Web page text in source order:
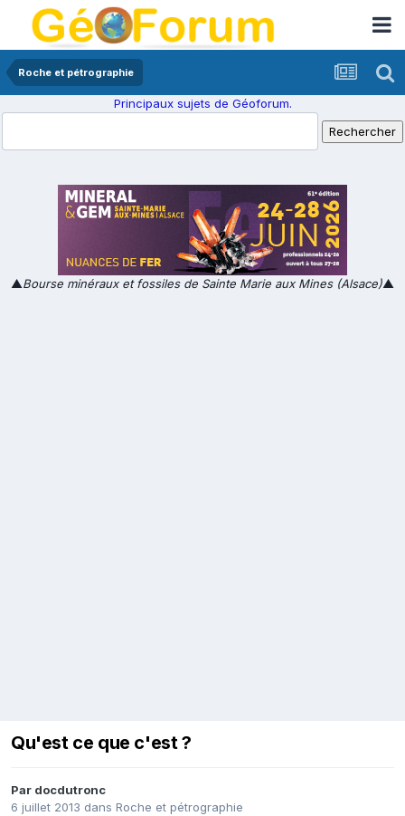
Roche et pétrographie
Principaux sujets de Géoforum.
▲Bourse minéraux et fossiles de Sainte Marie aux Mines (Alsace)▲
Qu'est ce que c'est ?
Par docdutronc
6 juillet 2013 dans Roche et pétrographie